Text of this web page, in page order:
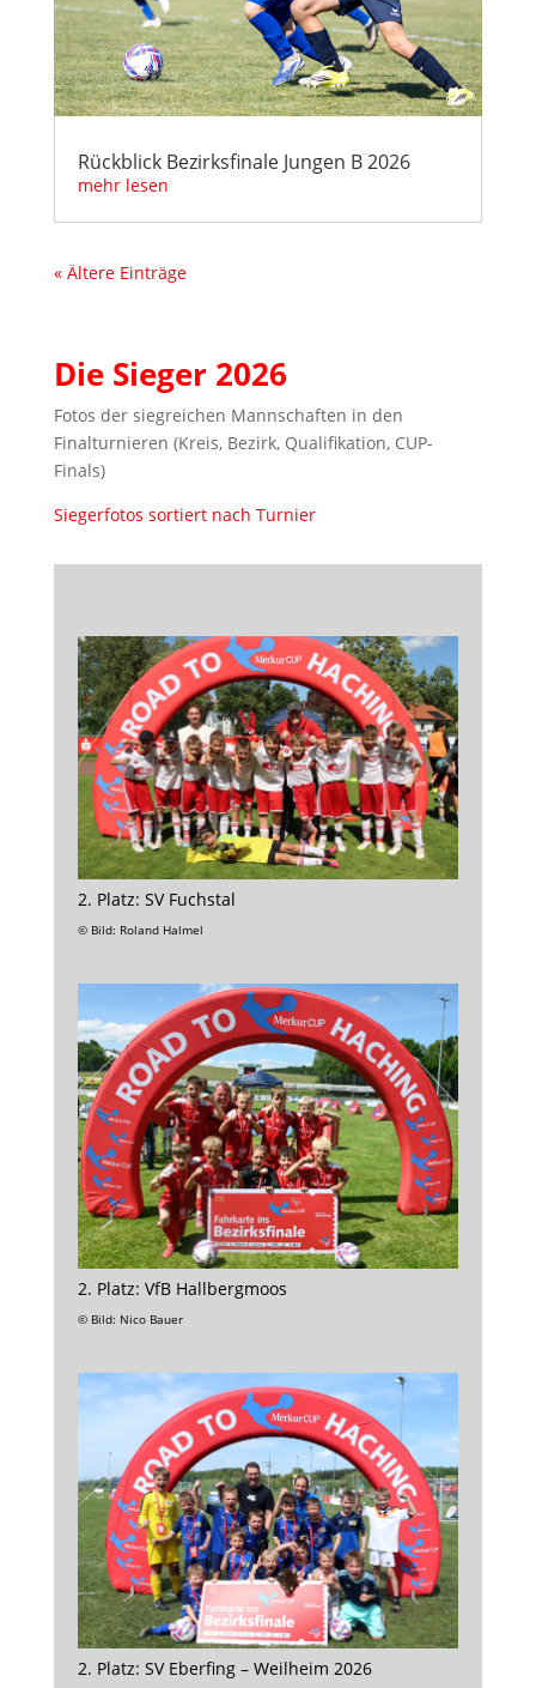
Rückblick Bezirksfinale Jungen B 2026
mehr lesen
« Ältere Einträge
Die Sieger 2026
Fotos der siegreichen Mannschaften in den
Finalturnieren (Kreis, Bezirk, Qualifikation, CUP-
Finals)
Siegerfotos sortiert nach Turnier
2. Platz: SV Fuchstal
© Bild: Roland Halmel
2. Platz: VfB Hallbergmoos
© Bild: Nico Bauer
2. Platz: SV Eberfing – Weilheim 2026